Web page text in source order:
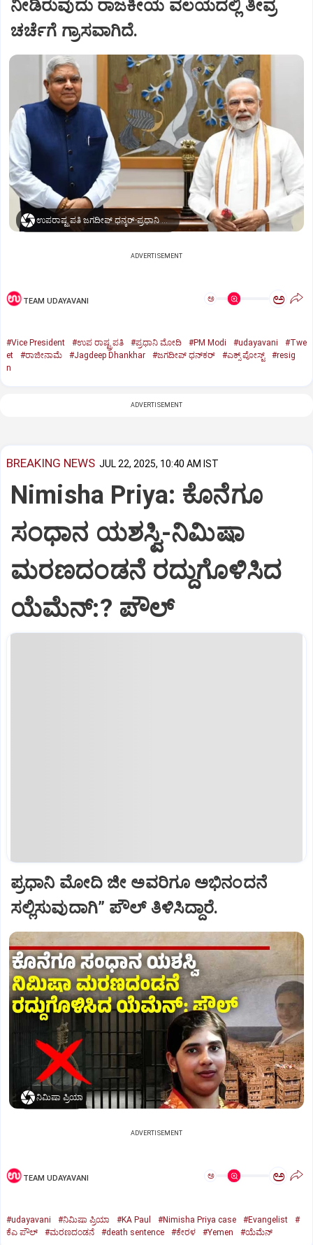
ನೀಡಿರುವುದು ರಾಜಕೀಯ ವಲಯದಲ್ಲಿ ತೀವ್ರ
ಚರ್ಚೆಗೆ ಗ್ರಾಸವಾಗಿದೆ.
ಉಪರಾಷ್ಟ್ರಪತಿ ಜಗದೀಪ್‌ ಧನ್ಕರ್-ಪ್ರಧಾನಿ ಮೋದಿ
ADVERTISEMENT
TEAM UDAYAVANI ಅ ಅ
#Vice President #ಉಪ ರಾಷ್ಟ್ರಪತಿ #ಪ್ರಧಾನಿ ಮೋದಿ #PM Modi #udayavani
#Twe
et
#ರಾಜೀನಾಮೆ #Jagdeep Dhankhar #ಜಗದೀಪ್‌ ಧನ್‌ಕರ್‌ #ಎಕ್ಸ್‌ ಪೋಸ್ಟ್
#resig
n
ADVERTISEMENT
BREAKING NEWS JUL 22, 2025, 10:40 AM IST
Nimisha Priya: ಕೊನೆಗೂ
ಸಂಧಾನ ಯಶಸ್ವಿ-ನಿಮಿಷಾ
ಮರಣದಂಡನೆ ರದ್ದುಗೊಳಿಸಿದ
ಯೆಮೆನ್:? ಪೌಲ್
ಪ್ರಧಾನಿ ಮೋದಿ ಜೀ ಅವರಿಗೂ ಅಭಿನಂದನೆ
ಸಲ್ಲಿಸುವುದಾಗಿ” ಪೌಲ್‌ ತಿಳಿಸಿದ್ದಾರೆ.
ನಿಮಿಷಾ ಪ್ರಿಯಾ
ADVERTISEMENT
TEAM UDAYAVANI ಅ ಅ
#udayavani #ನಿಮಿಷಾ ಪ್ರಿಯಾ #KA Paul #Nimisha Priya case #Evangelist
#
ಕೆಎ ಪೌಲ್
#ಮರಣದಂಡನೆ #death sentence #ಕೇರಳ #Yemen #ಯೆಮೆನ್‌